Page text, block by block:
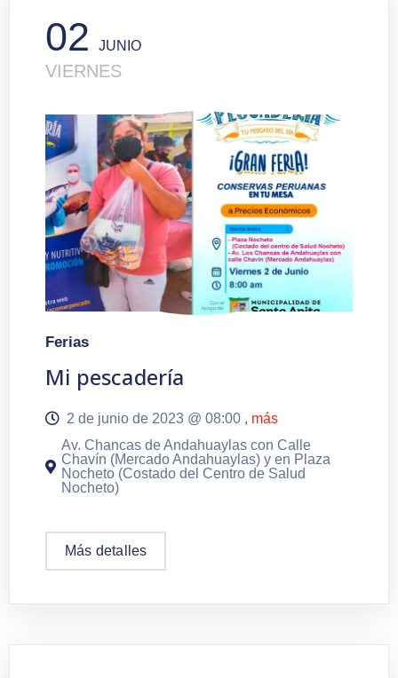
02JUNIO
VIERNES
Ferias
Mi pescadería
2 de junio de 2023 @ 08:00 , más
Av. Chancas de Andahuaylas con Calle
Chavín (Mercado Andahuaylas) y en Plaza
Nocheto (Costado del Centro de Salud
Nocheto)
Más detalles